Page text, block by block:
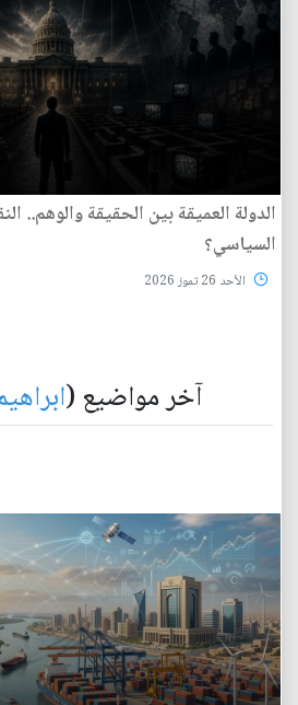
الدولة العميقة بين الحقيقة والوهم..
السياسي؟
الأحد 26 تموز 2026
آخر مواضيع (